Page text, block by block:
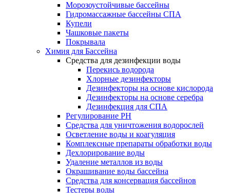
Морозоустойчивые бассейны
Гидромассажные бассейны СПА
Купели
Чашковые пакеты
Покрывала
Химия для Бассейна
Средства для дезинфекции воды
Перекись водорода
Хлорные дезинфекторы
Дезинфекторы на основе кислорода
Дезинфекторы на основе серебра
Дезинфекция для СПА
Регулирование РН
Средства для уничтожения водорослей
Осветление воды и коагуляция
Комплексные препараты обработки воды
Дехлорирование воды
Удаление металлов из воды
Окрашивание воды бассейна
Средства для консервация бассейнов
Тестеры воды